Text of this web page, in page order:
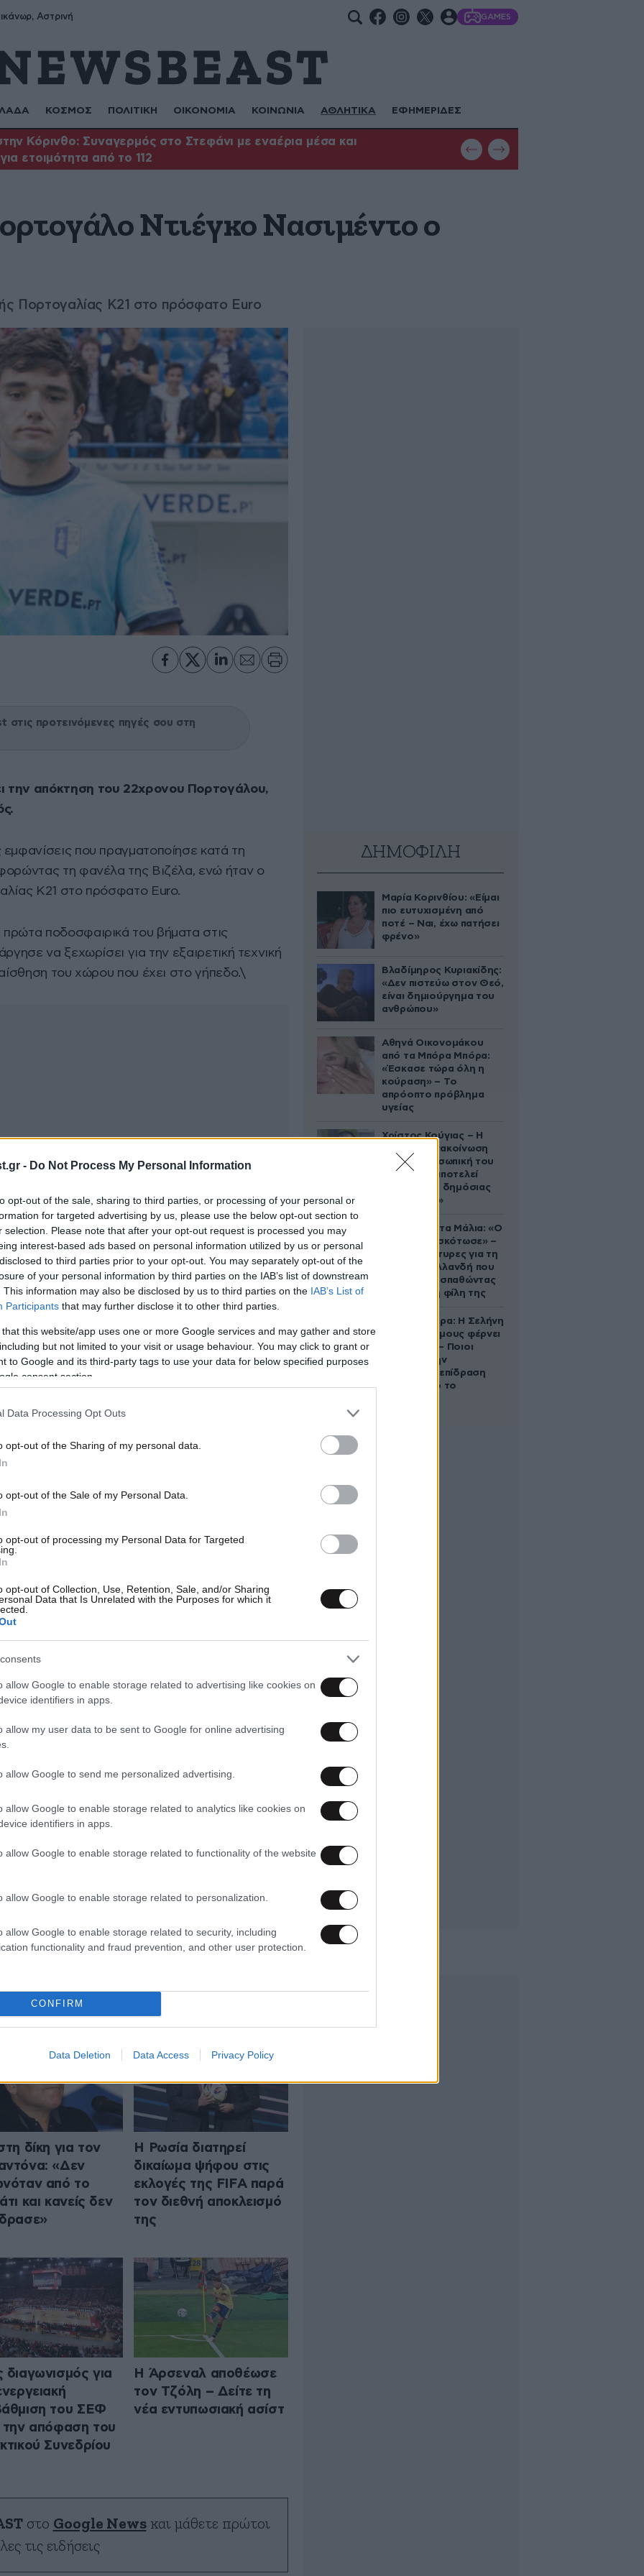
- Do Not Process My Personal Information
opt-out of the sale, sharing to third parties, or processing of your personal or
for targeted advertising by us, please use the below opt-out section to
selection. Please note that after your opt-out request is processed you may
interest-based ads based on personal information utilized by us or personal
to third parties prior to your opt-out. You may separately opt-out of the
of your personal information by third parties on the IAB’s list of downstream
This information may also be disclosed by us to third parties on the IAB’s List of
Participants that may further disclose it to other third parties.
that this website/app uses one or more Google services and may gather and store
but not limited to your visit or usage behaviour. You may click to grant or
to Google and its third-party tags to use your data for below specified purposes
consent section.
Data Processing Opt Outs
opt-out of the Sharing of my personal data.
opt-out of the Sale of my Personal Data.
opt-out of processing my Personal Data for Targeted
opt-out of Collection, Use, Retention, Sale, and/or Sharing
Data that Is Unrelated with the Purposes for which it
allow Google to enable storage related to advertising like cookies on
identifiers in apps.
allow my user data to be sent to Google for online advertising
allow Google to send me personalized advertising.
allow Google to enable storage related to analytics like cookies on
identifiers in apps.
allow Google to enable storage related to functionality of the website
allow Google to enable storage related to personalization.
allow Google to enable storage related to security, including
functionality and fraud prevention, and other user protection.
CONFIRM
Data Deletion Data Access Privacy Policy
Αστρινή GAMES
ΚΟΣΜΟΣ ΠΟΛΙΤΙΚΗ ΟΙΚΟΝΟΜΙΑ ΚΟΙΝΩΝΙΑ ΑΘΛΗΤΙΚΑ ΕΦΗΜΕΡΙΔΕΣ
Κόρινθο: Συναγερμός στο Στεφάνι με εναέρια μέσα και
ετοιμότητα από το 112
Φωτιά στη Θεσσαλονίκη: Μεγάλη
με εναέρια μέσα
Ντιέγκο Νασιμέντο ο
Πορτογαλίας Κ21 στο πρόσφατο Euro
στις προτεινόμενες πηγές σου στη
την απόκτηση του 22χρονου Πορτογάλου,
που πραγματοποίησε κατά τη
τη φανέλα της Βιζέλα, ενώ ήταν ο
K21 στο πρόσφατο Euro.
ποδοσφαιρικά του βήματα στις
να ξεχωρίσει για την εξαιρετική τεχνική
του χώρου που έχει στο γήπεδο.\
από Μονακό, Φέγενορντ, Άλκμααρ,
αλλά ο Ολυμπιακός είναι αυτός που
22χρονο.
του Πορτογάλου θα φθάσει τα 4
ΔΗΜΟΦΙΛΗ
Μαρία Κορινθίου: «Είμαι
πιο ευτυχισμένη από
ποτέ – Ναι, έχω πατήσει
φρένο»
Βλαδίμηρος Κυριακίδης:
«Δεν πιστεύω στον Θεό,
είναι δημιούργημα του
ανθρώπου»
Αθηνά Οικονομάκου
από τα Μπόρα Μπόρα:
«Έσκασε τώρα όλη η
κούραση» – Το
απρόοπτο πρόβλημα
υγείας
Χρίστος Κούγιας – Η
αυστηρή ανακοίνωση
για την προσωπική του
ζωή: «Δεν αποτελεί
αντικείμενο δημόσιας
συζήτησης»
Τραγωδία στα Μάλια: «Ο
πανικός τη σκότωσε» –
Τι λένε μάρτυρες για τη
42χρονη Ολλανδή που
πνίγηκε προσπαθώντας
να σώσει τη φίλη της
Ζώδια σήμερα: Η Σελήνη
στους Διδύμους φέρνει
ανατροπές – Ποιοι
δέχονται την
ευεργετική επίδραση
του Δία από το
ΑΘΛΗΤΙΚΑ ΟΛΑ ΤΑ ΑΡΘΡΑ
δίκη για τον
«Δεν
από το
και κανείς δεν
Η Ρωσία διατηρεί
δικαίωμα ψήφου στις
εκλογές της FIFA παρά
τον διεθνή αποκλεισμό
της
διαγωνισμός για
του ΣΕΦ
την απόφαση του
Συνεδρίου
Η Άρσεναλ αποθέωσε
τον Τζόλη – Δείτε τη
νέα εντυπωσιακή ασίστ
στο Google Newsκαι μάθετε πρώτοι
τις ειδήσεις